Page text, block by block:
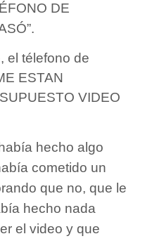
DE
el télefono de
ESTAN
VIDEO
hecho algo
cometido un
que no, que le
hecho nada
el video y que